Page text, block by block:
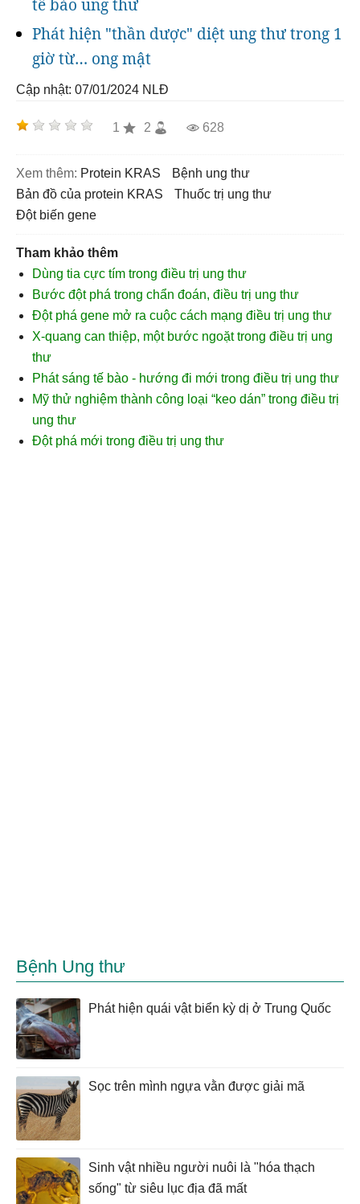
tế bào ung thư
Phát hiện "thần dược" diệt ung thư trong 1
giờ từ… ong mật
Cập nhật: 07/01/2024 NLĐ
1 2 628
Xem thêm: protein KRAS
bệnh ung thư
bản đồ của protein KRAS
thuốc trị ung thư
đột biến gene
Tham khảo thêm
Dùng tia cực tím trong điều trị ung thư
Bước đột phá trong chẩn đoán, điều trị ung thư
Đột phá gene mở ra cuộc cách mạng điều trị ung thư
X-quang can thiệp, một bước ngoặt trong điều trị ung
thư
Phát sáng tế bào - hướng đi mới trong điều trị ung thư
Mỹ thử nghiệm thành công loại “keo dán” trong điều trị
ung thư
Đột phá mới trong điều trị ung thư
Bệnh Ung thư
Phát hiện quái vật biển kỳ dị ở Trung Quốc
Sọc trên mình ngựa vằn được giải mã
Sinh vật nhiều người nuôi là "hóa thạch
sống" từ siêu lục địa đã mất